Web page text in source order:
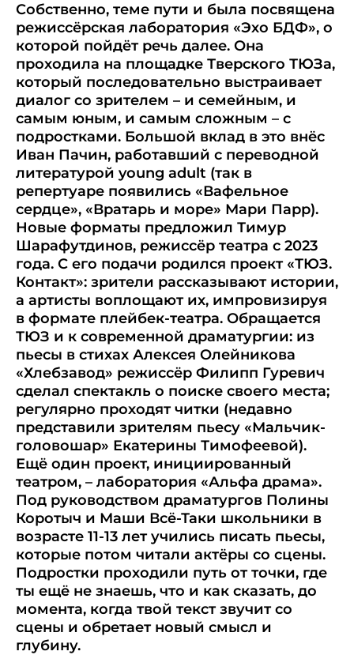
Собственно, теме пути и была посвящена
режиссёрская лаборатория «Эхо БДФ», о
которой пойдёт речь далее. Она
проходила на площадке Тверского ТЮЗа,
который последовательно выстраивает
диалог со зрителем – и семейным, и
самым юным, и самым сложным – с
подростками. Большой вклад в это внёс
Иван Пачин, работавший с переводной
литературой young adult (так в
репертуаре появились «Вафельное
сердце», «Вратарь и море» Мари Парр).
Новые форматы предложил Тимур
Шарафутдинов, режиссёр театра с 2023
года. С его подачи родился проект «ТЮЗ.
Контакт»: зрители рассказывают истории,
а артисты воплощают их, импровизируя
в формате плейбек-театра. Обращается
ТЮЗ и к современной драматургии: из
пьесы в стихах Алексея Олейникова
«Хлебзавод» режиссёр Филипп Гуревич
сделал спектакль о поиске своего места;
регулярно проходят читки (недавно
представили зрителям пьесу «Мальчик-
головошар» Екатерины Тимофеевой).
Ещё один проект, инициированный
театром, – лаборатория «Альфа драма».
Под руководством драматургов Полины
Коротыч и Маши Всё-Таки школьники в
возрасте 11-13 лет учились писать пьесы,
которые потом читали актёры со сцены.
Подростки проходили путь от точки, где
ты ещё не знаешь, что и как сказать, до
момента, когда твой текст звучит со
сцены и обретает новый смысл и
глубину.